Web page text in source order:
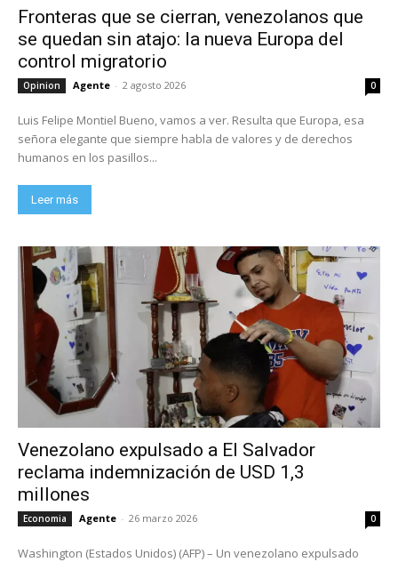
Fronteras que se cierran, venezolanos que
se quedan sin atajo: la nueva Europa del
control migratorio
Opinion Agente - 2 agosto 2026 0
Luis Felipe Montiel Bueno, vamos a ver. Resulta que Europa, esa
señora elegante que siempre habla de valores y de derechos
humanos en los pasillos...
Leer más
Venezolano expulsado a El Salvador
reclama indemnización de USD 1,3
millones
Economia Agente - 26 marzo 2026 0
Washington (Estados Unidos) (AFP) – Un venezolano expulsado